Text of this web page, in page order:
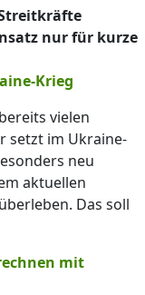
nur für kurze
Krieg
vielen
setzt im Ukraine-
neu
aktuellen
Das soll
mit